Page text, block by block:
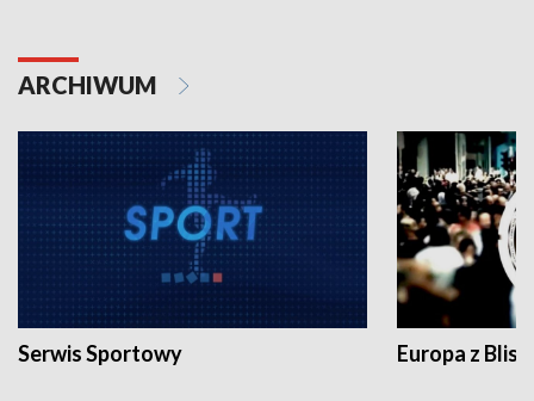
ARCHIWUM
Serwis Sportowy Europa z